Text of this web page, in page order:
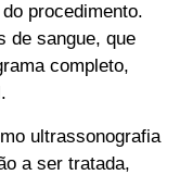
procedimento.
de sangue, que
completo,
ultrassonografia
a ser tratada,